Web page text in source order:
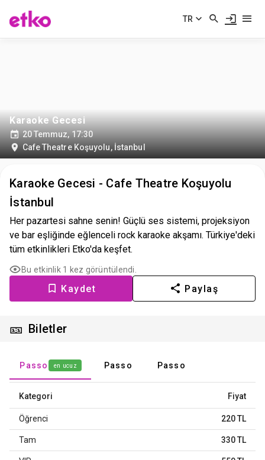
TR
Karaoke Gecesi
20 Temmuz, 17:30
Cafe Theatre Koşuyolu, İstanbul
Karaoke Gecesi - Cafe Theatre Koşuyolu
İstanbul
Her pazartesi sahne senin! Güçlü ses sistemi, projeksiyon
ve bar eşliğinde eğlenceli rock karaoke akşamı. Türkiye'deki
tüm etkinlikleri Etko'da keşfet.
Bu etkinlik 1 kez görüntülendi.
Kaydet Paylaş
🎫 Biletler
Passo en ucuz Passo Passo
Kategori Fiyat
Öğrenci 220 TL
Tam 330 TL